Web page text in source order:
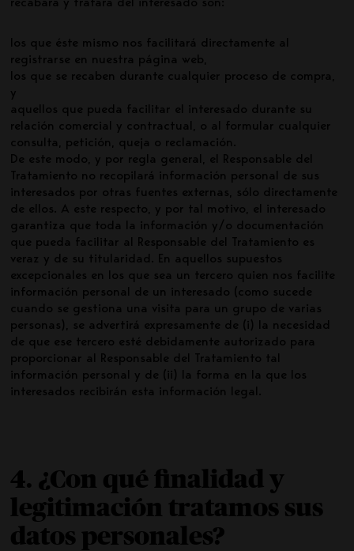
recabará y tratará del interesado son:
los que éste mismo nos facilitará directamente al
registrarse en nuestra página web,
los que se recaben durante cualquier proceso de compra,
y
aquellos que pueda facilitar el interesado durante su
relación comercial y contractual, o al formular cualquier
consulta, petición, queja o reclamación.
De este modo, y por regla general, el Responsable del
Tratamiento no recopilará información personal de sus
interesados por otras fuentes externas, sólo directamente
de ellos. A este respecto, y por tal motivo, el interesado
garantiza que toda la información y/o documentación
que pueda facilitar al Responsable del Tratamiento es
veraz y de su titularidad. En aquellos supuestos
excepcionales en los que sea un tercero quien nos facilite
información personal de un interesado (como sucede
cuando se gestiona una visita para un grupo de varias
personas), se advertirá expresamente de (i) la necesidad
de que ese tercero esté debidamente autorizado para
proporcionar al Responsable del Tratamiento tal
información personal y de (ii) la forma en la que los
interesados recibirán esta información legal.
4. ¿Con qué finalidad y
legitimación tratamos sus
datos personales?